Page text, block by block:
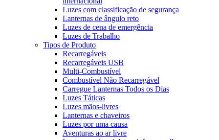
Luzes com classificação de segurança
Lanternas de ângulo reto
Luzes de cena de emergência
Luzes de Trabalho
Tipos de Produto
Recarregáveis
Recarregáveis USB
Multi-Combustível
Combustível Não Recarregável
Carregue Lanternas Todos os Dias
Luzes Táticas
Luzes mãos-livres
Lanternas e chaveiros
Luzes por uma causa
Aventuras ao ar livre